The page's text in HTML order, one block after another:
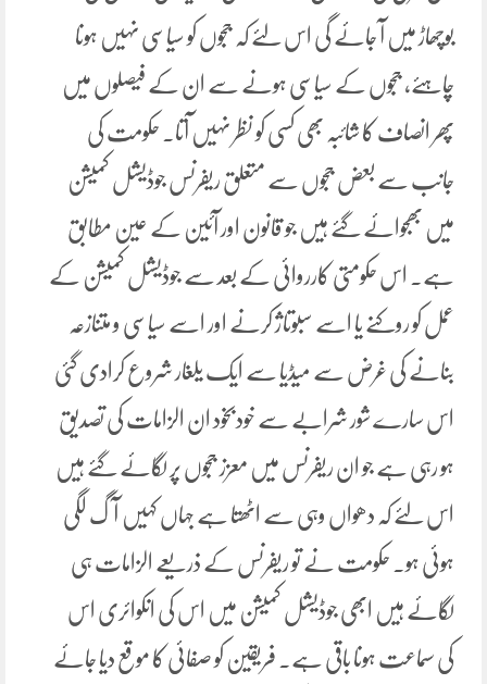
بوچھاڑ میں آ جائے گی اس لئے کہ ججوں کو سیاسی نہیں ہونا
چاہئے، ججوں کے سیاسی ہونے سے ان کے فیصلوں میں
پھر انصاف کا شائبہ بھی کسی کو نظر نہیں آتا۔ حکومت کی
جانب سے بعض ججوں سے متعلق ریفرنس جوڈیشل کمیشن
میں بھجوائے گئے ہیں جو قانون اور آئین کے عین مطابق
ہے۔ اس حکومتی کارروائی کے بعد سے جوڈیشل کمیشن کے
عمل کو روکنے یا اسے سبوتاژ کرنے اور اسے سیاسی و متنازعہ
بنانے کی غرض سے میڈیا سے ایک یلغار شروع کرادی گئی
اس سارے شور شرابے سے خودبخود ان الزامات کی تصدیق
ہو رہی ہے جو ان ریفرنس میں معزز ججوں پر لگائے گئے ہیں
اس لئے کہ دھواں وہی سے اٹھتا ہے جہاں کہیں آگ لگی
ہوئی ہو۔ حکومت نے تو ریفرنس کے ذریعے الزامات ہی
لگائے ہیں ابھی جوڈیشل کمیشن میں اس کی انکوائری اس
کی سماعت ہونا باقی ہے۔ فریقین کو صفائی کا موقع دیا جائے